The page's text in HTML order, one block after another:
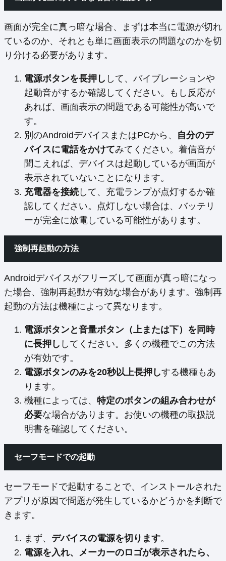
画面が完全に真っ暗な場合、まずは本当に電源が切れ
ているのか、それとも単に画面表示の問題なのかを切
り分ける必要があります。
電源ボタンを長押し して、バイブレーションや
起動音がするか確認してください。もし反応が
あれば、画面表示の問題である可能性が高いで
す。
別のAndroidデバイスまたはPCから、 自分のデ
バイスに電話をかけてみてください。着信音が
聞こえれば、デバイスは起動しているが画面が
表示されていないことになります。
充電器を接続 して、充電ランプが点灯するか確
認してください。点灯しない場合は、バッテリ
ーが完全に放電している可能性があります。
強制再起動の方法
Androidデバイスがフリーズして画面が真っ暗になっ
た場合、強制再起動が有効な場合があります。強制再
起動の方法は機種によって異なります。
電源ボタンと音量ボタン（上または下）を同時
に長押し してください。多くの機種でこの方法
が有効です。
電源ボタンのみを20秒以上長押しする機種もあ
ります。
機種によっては、 特定のボタンの組み合わせが
必要な場合があります。お使いの機種の取扱説
明書を確認してください。
セーフモードでの起動
セーフモードで起動することで、インストールされた
アプリが原因で問題が発生しているかどうかを判断で
きます。
まず、 デバイスの電源を切ります。
電源を入れ、メーカーのロゴが表示されたら、